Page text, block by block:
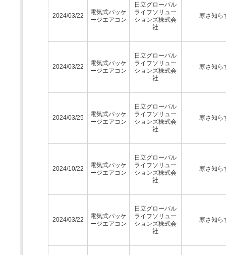
2024/03/22
電気式パッケ
ージエアコン
日立グローバル
ライフソリュー
ションズ株式会
社
寒さ知ら
2024/03/22
電気式パッケ
ージエアコン
日立グローバル
ライフソリュー
ションズ株式会
社
寒さ知ら
2024/03/25
電気式パッケ
ージエアコン
日立グローバル
ライフソリュー
ションズ株式会
社
寒さ知ら
2024/10/22
電気式パッケ
ージエアコン
日立グローバル
ライフソリュー
ションズ株式会
社
寒さ知ら
2024/03/22
電気式パッケ
ージエアコン
日立グローバル
ライフソリュー
ションズ株式会
社
寒さ知ら